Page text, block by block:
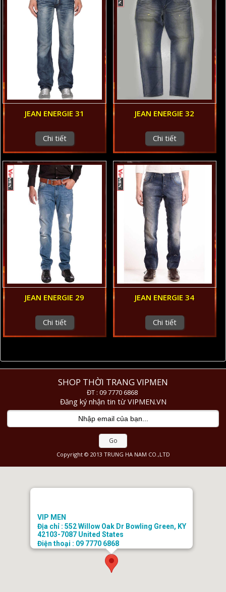
JEAN ENERGIE 31
Chi tiết
JEAN ENERGIE 32
Chi tiết
JEAN ENERGIE 29
Chi tiết
JEAN ENERGIE 34
Chi tiết
SHOP THỜI TRANG VIPMEN
ĐT : 09 7770 6868
Đăng ký nhận tin từ VIPMEN.VN
Go
Copyright © 2013 TRUNG HA NAM CO.,LTD
VIP MEN
Địa chỉ : 552 Willow Oak Dr Bowling Green, KY
42103-7087 United States
Điện thoại : 09 7770 6868
Email : doanhongtkt@gmail.com